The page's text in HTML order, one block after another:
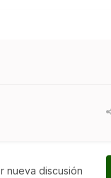
nueva discusión